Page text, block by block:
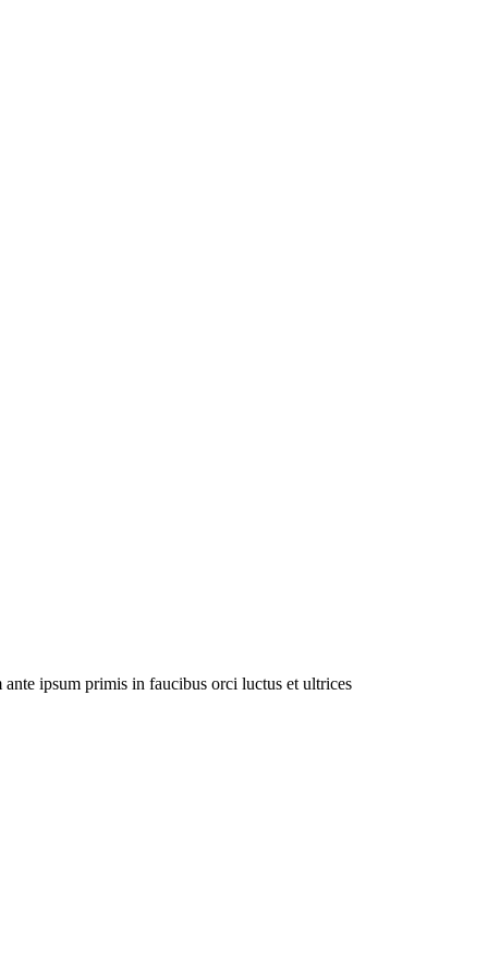
ipsum primis in faucibus orci luctus et ultrices